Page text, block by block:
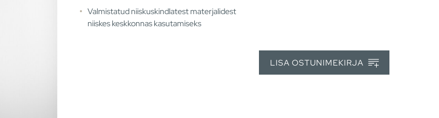
Valmistatud niiskuskindlatest materjalidest
niiskes keskkonnas kasutamiseks
LISA OSTUNIMEKIRJA